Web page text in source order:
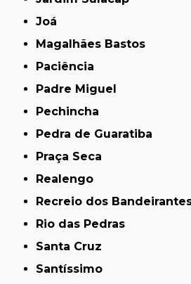
Joá
Magalhães Bastos
Paciência
Padre Miguel
Pechincha
Pedra de Guaratiba
Praça Seca
Realengo
Recreio dos
Rio das Pedras
Santa Cruz
Santíssimo